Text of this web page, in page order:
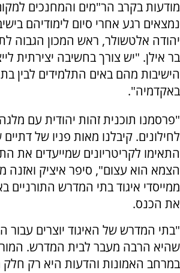
מודעות בקרב הר"מים והמחנכים
נמצאים רגע אחרי סיום לימודיהם
יהודה אלטשולר, ראש המכון הגבוה
בר אילן. "יש צורך בחשיבה יצירתית
הישיבות מהם באים התלמידים לבין
באקדמיה".
"פרסמנו תוכנית זהות יהודית עם
לחילונים. קיבלנו מאות פניו של
התאימו לקריטריונים שמייעדים את
הצמא הוא עצום", סיפר איציק ואזנה
ממייסדי איגוד בתי המדרש
את הכנס.
"בתי המדרש של האיגוד יוצרים עבור
שהיא הרבה מעבר לבית המדרש.
במרחב האמונות והדעות היא רק